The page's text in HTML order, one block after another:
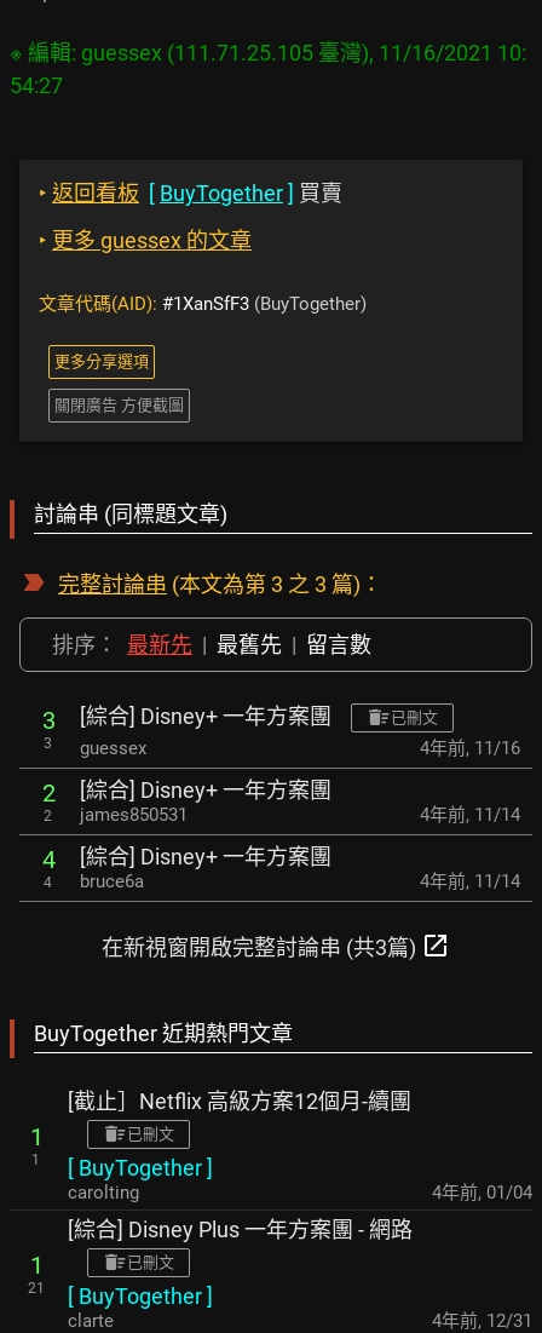
※ 編輯: guessex (111.71.25.105 臺灣), 11/16/2021 10:
‣ 返回看板 [ BuyTogether] 買賣
‣ 更多 guessex 的文章
文章代碼(AID): #1XanSfF3 (BuyTogether)
更多分享選項
關閉廣告 方便截圖
討論串 (同標題文章)
完整討論串 (本文為第 3 之 3 篇)：
排序： 最新先 | 最舊先 | 留言數
3
3
[綜合] Disney+ 一年方案團 已刪文
guessex 4年前, 11/16
2
2
[綜合] Disney+ 一年方案團
james850531 4年前, 11/14
4
4
[綜合] Disney+ 一年方案團
bruce6a 4年前, 11/14
在新視窗開啟完整討論串 (共3篇) open_in_new
BuyTogether 近期熱門文章
1
1
[截止］Netflix 高級方案12個月-續團
已刪文
[ BuyTogether]
carolting 4年前, 01/04
1
21
[綜合] Disney Plus 一年方案團 - 網路
已刪文
[ BuyTogether]
clarte 4年前, 12/31